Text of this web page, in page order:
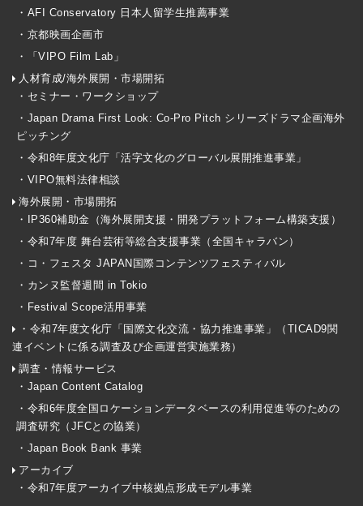
・AFI Conservatory 日本人留学生推薦事業
・京都映画企画市
・「VIPO Film Lab」
人材育成/海外展開・市場開拓
・セミナー・ワークショップ
・Japan Drama First Look: Co-Pro Pitch シリーズドラマ企画海外
ピッチング
・令和8年度文化庁「活字文化のグローバル展開推進事業」
・VIPO無料法律相談
海外展開・市場開拓
・IP360補助金（海外展開支援・開発プラットフォーム構築支援）
・令和7年度 舞台芸術等総合支援事業（全国キャラバン）
・コ・フェスタ JAPAN国際コンテンツフェスティバル
・カンヌ監督週間 in Tokio
・Festival Scope活用事業
・令和7年度文化庁「国際文化交流・協力推進事業」（TICAD9関
連イベントに係る調査及び企画運営実施業務）
調査・情報サービス
・Japan Content Catalog
・令和6年度全国ロケーションデータベースの利用促進等のための
調査研究（JFCとの協業）
・Japan Book Bank 事業
アーカイブ
・令和7年度アーカイブ中核拠点形成モデル事業